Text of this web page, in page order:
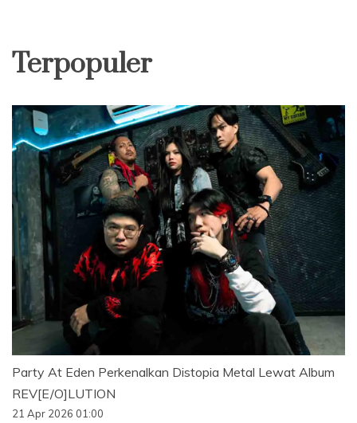
Terpopuler
Party At Eden Perkenalkan Distopia Metal Lewat Album
REV[E/O]LUTION
21 Apr 2026 01:00